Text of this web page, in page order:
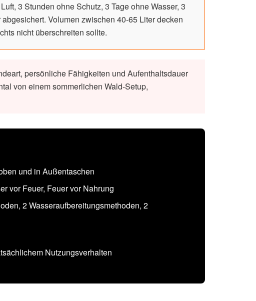
3 Stunden ohne Schutz, 3 Tage ohne Wasser, 3
Volumen zwischen 40-65 Liter decken
nicht überschreiten sollte.
persönliche Fähigkeiten und Aufenthaltsdauer
von einem sommerlichen Wald-Setup,
und in Außentaschen
vor Feuer, Feuer vor Nahrung
2 Wasseraufbereitungsmethoden, 2
Nutzungsverhalten